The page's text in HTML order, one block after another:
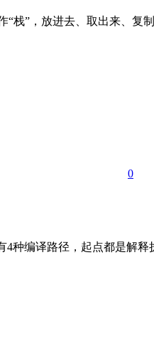
栈”，放进去、取出来、复
0
4种编译路径，起点都是解